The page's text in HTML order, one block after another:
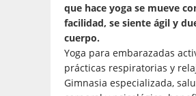
que hace yoga se mueve
facilidad, se siente ágil y
cuerpo.
Yoga para embarazadas
prácticas respiratorias y
Gimnasia especializada,